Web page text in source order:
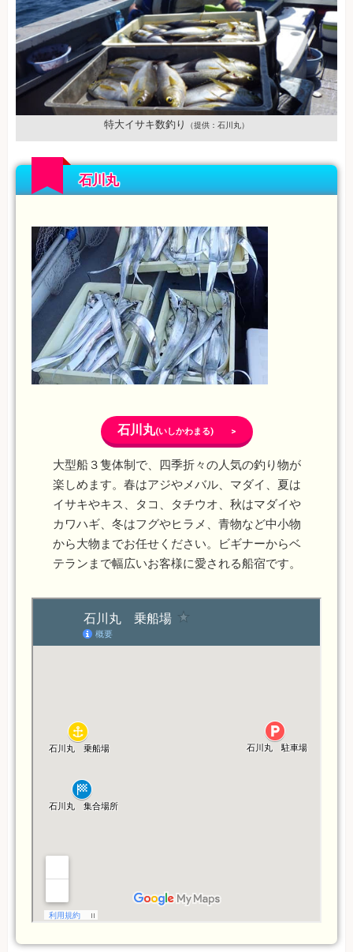
特大イサキ数釣り （提供：石川丸）
石川丸
石川丸(いしかわまる) >
大型船３隻体制で、四季折々の人気の釣り物が
楽しめます。春はアジやメバル、マダイ、夏は
イサキやキス、タコ、タチウオ、秋はマダイや
カワハギ、冬はフグやヒラメ、青物など中小物
から大物までお任せください。ビギナーからベ
テランまで幅広いお客様に愛される船宿です。